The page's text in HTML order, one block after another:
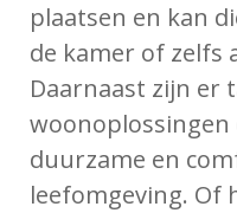
plaatsen en kan
de kamer of zelfs
Daarnaast zijn er
woonoplossingen
duurzame en
leefomgeving. Of